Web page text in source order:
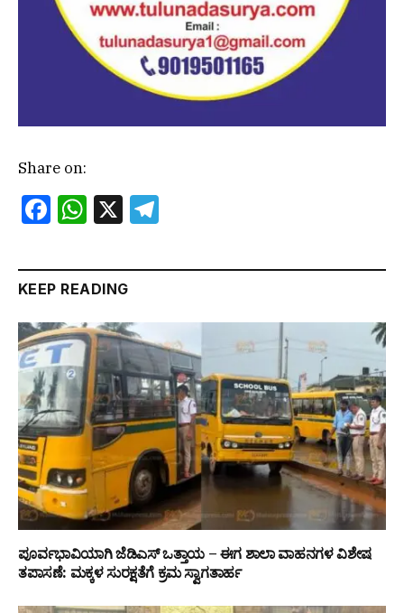
Share on:
Facebook
WhatsApp
X
KEEP READING
ಪೂರ್ವಭಾವಿಯಾಗಿ ಜೆಡಿಎಸ್ ಒತ್ತಾಯ – ಈಗ ಶಾಲಾ ವಾಹನಗಳ ವಿಶೇಷ
ತಪಾಸಣೆ: ಮಕ್ಕಳ ಸುರಕ್ಷತೆಗೆ ಕ್ರಮ ಸ್ವಾಗತಾರ್ಹ